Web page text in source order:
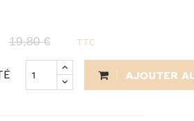
19,80 € TTC
AJOUTER